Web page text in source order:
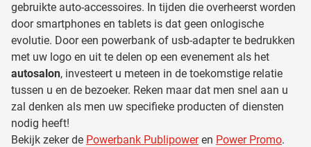
gebruikte auto-accessoires. In tijden die overheerst worden
door smartphones en tablets is dat geen onlogische
evolutie. Door een powerbank of usb-adapter te bedrukken
met uw logo en uit te delen op een evenement als het
autosalon, investeert u meteen in de toekomstige relatie
tussen u en de bezoeker. Reken maar dat men snel aan u
zal denken als men uw specifieke producten of diensten
nodig heeft!
Bekijk zeker de Powerbank Publipoweren Power Promo.